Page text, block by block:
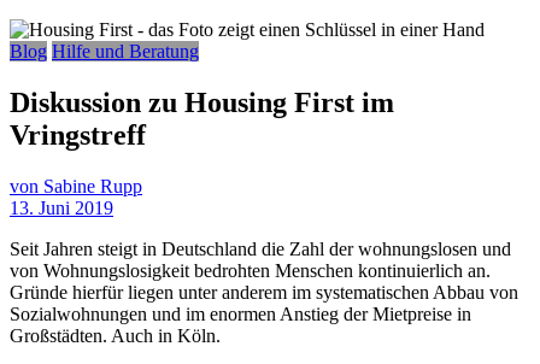
Blog Hilfe und Beratung
Diskussion zu Housing First im
Vringstreff
von Sabine Rupp
13. Juni 2019
Seit Jahren steigt in Deutschland die Zahl der wohnungslosen und
von Wohnungslosigkeit bedrohten Menschen kontinuierlich an.
Gründe hierfür liegen unter anderem im systematischen Abbau von
Sozialwohnungen und im enormen Anstieg der Mietpreise in
Großstädten. Auch in Köln.